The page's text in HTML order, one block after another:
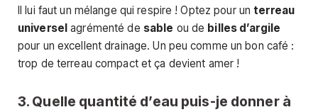
Il lui faut un mélange qui respire ! Optez pour unterreau
universel agrémenté de sable ou de billes d’argile
pour un excellent drainage. Un peu comme un bon café :
trop de terreau compact et ça devient amer !
3. Quelle quantité d’eau puis-je donner à